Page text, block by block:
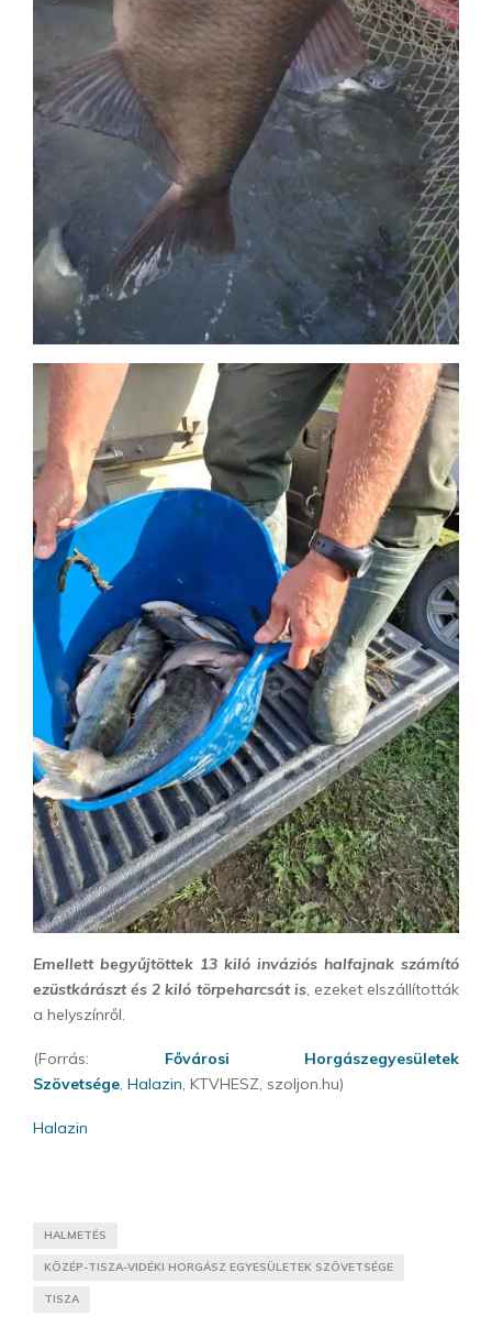
Emellett begyűjtöttek 13 kiló inváziós halfajnak számító
ezüstkárászt és 2 kiló törpeharcsát is, ezeket elszállították
a helyszínről.
(Forrás: Fővárosi Horgászegyesületek
Szövetsége, Halazin, KTVHESZ, szoljon.hu)
Halazin
HALMETÉS
KÖZÉP-TISZA-VIDÉKI HORGÁSZ EGYESÜLETEK SZÖVETSÉGE
TISZA